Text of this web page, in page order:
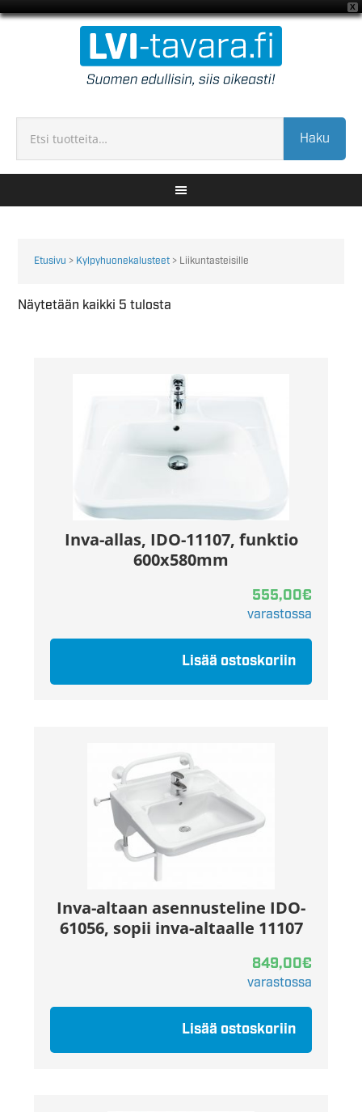
X
Haku
Etusivu > Kylpyhuonekalusteet > Liikuntasteisille
Näytetään kaikki 5 tulosta
Inva-allas, IDO-11107, funktio
600x580mm
555,00€
varastossa
Lisää ostoskoriin
Inva-altaan asennusteline IDO-
61056, sopii inva-altaalle 11107
849,00€
varastossa
Lisää ostoskoriin